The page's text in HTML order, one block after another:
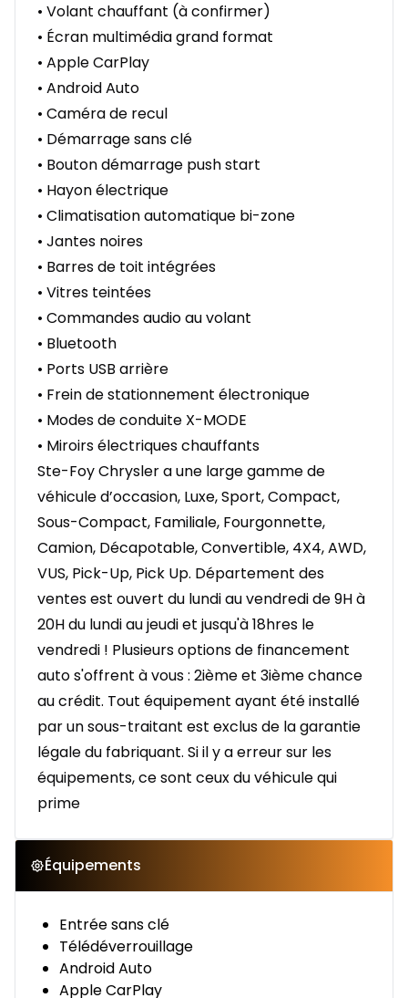
• Volant chauffant (à confirmer)
• Écran multimédia grand format
• Apple CarPlay
• Android Auto
• Caméra de recul
• Démarrage sans clé
• Bouton démarrage push start
• Hayon électrique
• Climatisation automatique bi-zone
• Jantes noires
• Barres de toit intégrées
• Vitres teintées
• Commandes audio au volant
• Bluetooth
• Ports USB arrière
• Frein de stationnement électronique
• Modes de conduite X-MODE
• Miroirs électriques chauffants
Ste-Foy Chrysler a une large gamme de
véhicule d’occasion, Luxe, Sport, Compact,
Sous-Compact, Familiale, Fourgonnette,
Camion, Décapotable, Convertible, 4X4, AWD,
VUS, Pick-Up, Pick Up. Département des
ventes est ouvert du lundi au vendredi de 9H à
20H du lundi au jeudi et jusqu'à 18hres le
vendredi ! Plusieurs options de financement
auto s'offrent à vous : 2ième et 3ième chance
au crédit. Tout équipement ayant été installé
par un sous-traitant est exclus de la garantie
légale du fabriquant. Si il y a erreur sur les
équipements, ce sont ceux du véhicule qui
prime
Équipements
Entrée sans clé
Télédéverrouillage
Android Auto
Apple CarPlay